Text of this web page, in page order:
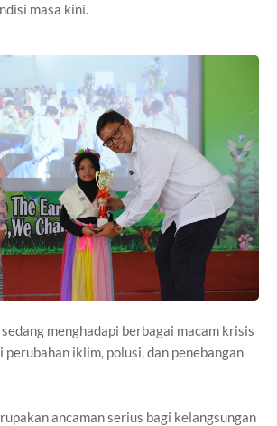
masa kini.
menghadapi berbagai macam krisis
iklim, polusi, dan penebangan
ancaman serius bagi kelangsungan